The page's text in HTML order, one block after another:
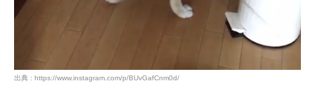
出典 : https://www.instagram.com/p/BUvGafCnm0d/